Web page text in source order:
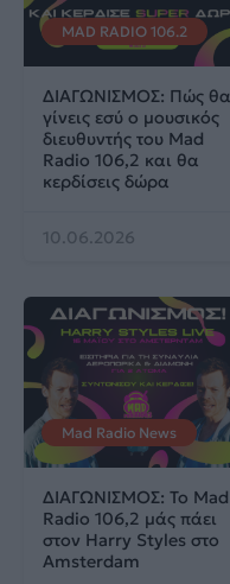
MAD RADIO 106.2
ΔΙΑΓΩΝΙΣΜΟΣ: Πώς θα
γίνεις εσύ ο μουσικός
διευθυντής του Mad
Radio 106,2 και θα
κερδίσεις δώρα
10.06.2026
Mad Radio News
ΔΙΑΓΩΝΙΣΜΟΣ: Το Mad
Radio 106,2 μάς πάει
στον Harry Styles στο
Amsterdam